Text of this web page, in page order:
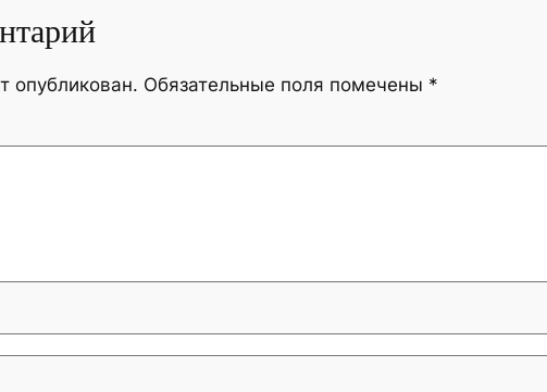
опубликован. Обязательные поля помечены *